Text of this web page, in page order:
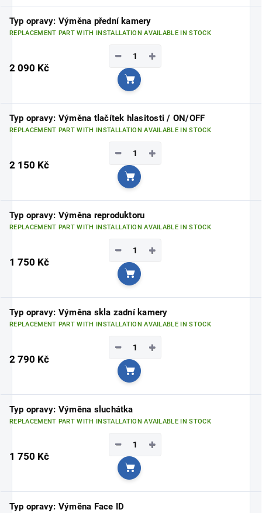
Typ opravy: Výměna přední kamery
REPLACEMENT PART WITH INSTALLATION AVAILABLE IN STOCK
2 090 Kč
+
−
Add to cart
Typ opravy: Výměna tlačítek hlasitosti / ON/OFF
REPLACEMENT PART WITH INSTALLATION AVAILABLE IN STOCK
2 150 Kč
+
−
Add to cart
Typ opravy: Výměna reproduktoru
REPLACEMENT PART WITH INSTALLATION AVAILABLE IN STOCK
1 750 Kč
+
−
Add to cart
Typ opravy: Výměna skla zadní kamery
REPLACEMENT PART WITH INSTALLATION AVAILABLE IN STOCK
2 790 Kč
+
−
Add to cart
Typ opravy: Výměna sluchátka
REPLACEMENT PART WITH INSTALLATION AVAILABLE IN STOCK
1 750 Kč
+
−
Add to cart
Typ opravy: Výměna Face ID